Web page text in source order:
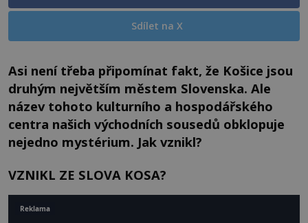
Sdílet na X
Asi není třeba připomínat fakt, že Košice jsou
druhým největším městem Slovenska. Ale
název tohoto kulturního a hospodářského
centra našich východních sousedů obklopuje
nejedno mystérium. Jak vznikl?
VZNIKL ZE SLOVA KOSA?
Reklama